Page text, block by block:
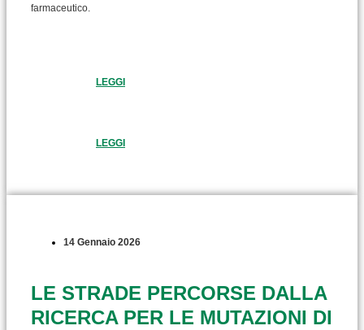
farmaceutico.
LEGGI
LEGGI
14 Gennaio 2026
LE STRADE PERCORSE DALLA
RICERCA PER LE MUTAZIONI DI